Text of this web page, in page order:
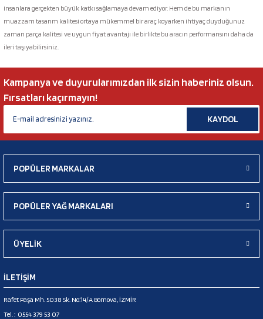
insanlara gerçekten büyük katkı sağlamaya devam ediyor. Hem de bu markanın
muazzam tasarım kalitesi ortaya mükemmel bir araç koyarken ihtiyaç duyduğunuz
zaman parça kalitesi ve uygun fiyat avantajı ile birlikte bu aracın performansını daha da
ileri taşıyabilirsiniz.
Kampanya ve duyurularımızdan ilk sizin haberiniz olsun.
Fırsatları kaçırmayın!
KAYDOL
POPÜLER MARKALAR
POPÜLER YAĞ MARKALARI
ÜYELİK
İLETİŞİM
Rafet Paşa Mh. 5038 Sk. No:14/A Bornova, İZMİR
Tel. : 0554 379 53 07